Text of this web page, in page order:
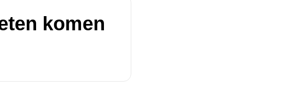
komen